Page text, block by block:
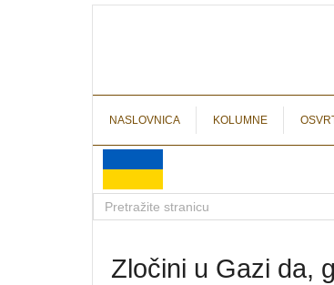
NASLOVNICA KOLUMNE
Zločini u Gazi da,